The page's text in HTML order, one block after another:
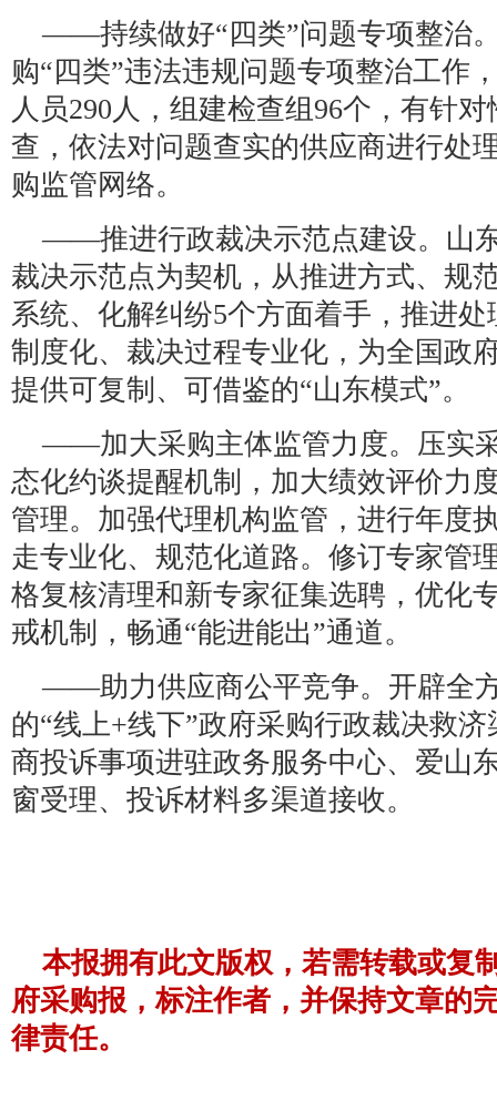
——持续做好“四类”问题专项整治
购“四类”违法违规问题专项整治工作
人员290人，组建检查组96个，有针
查，依法对问题查实的供应商进行处
购监管网络。
——推进行政裁决示范点建设。山
裁决示范点为契机，从推进方式、规
系统、化解纠纷5个方面着手，推进
制度化、裁决过程专业化，为全国政
提供可复制、可借鉴的“山东模式”。
——加大采购主体监管力度。压实
态化约谈提醒机制，加大绩效评价力
管理。加强代理机构监管，进行年度
走专业化、规范化道路。修订专家管
格复核清理和新专家征集选聘，优化
戒机制，畅通“能进能出”通道。
——助力供应商公平竞争。开辟全
的“线上+线下”政府采购行政裁决救
商投诉事项进驻政务服务中心、爱山
窗受理、投诉材料多渠道接收。
本报拥有此文版权，若需转载或复
府采购报，标注作者，并保持文章的
律责任。